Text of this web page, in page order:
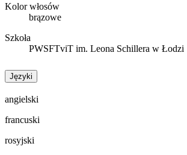
Kolor włosów
brązowe
Szkoła
PWSFTviT im. Leona Schillera w Łodzi
Języki
angielski
francuski
rosyjski